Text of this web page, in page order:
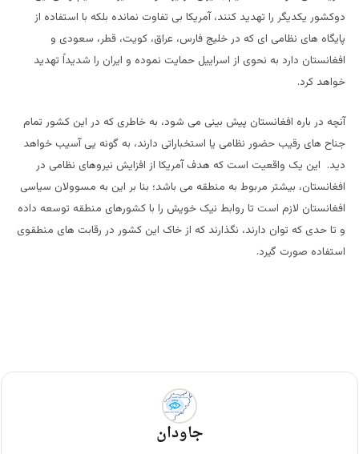
دوکشور یکدیگر را تهدید کنند، آمریکا بی تفاوت نمانده بلکه با استفاده از
پایگاه های نظامی ای که در خلیج فارس، عراق، کویت، قطر، سعودی و
افغانستان دارد به نحوی از اسراییل حمایت نموده و ایران را شدیداً تهدید
خواهد کرد.
آنچه در باره افغانستان پیش بینی می شود، به خاطری که در این کشور تمام
جناح های رقیب حضور نظامی یا استخباراتی دارند، به گونه یی آسیب خواهد
دید. این یک واقعیت است که هدف آمریکا از افزایش نیروهای نظامی در
افغانستان، بیشتر مربوط به منطقه می باشد؛ بنا بر این به مسوولان سیاسی
افغانستان لازم است تا روابط نیک خویش را با کشورهای منطقه توسعه داده
و تا حدی که توان دارند، نگذارند که از خاک این کشور در رقابت های منطقوی
استفاده صورت گیرد.
جاودان